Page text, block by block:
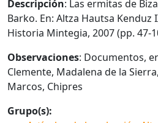
Descripción: Las ermitas de
Barko. En: Altza Hautsa Kenduz
Historia Mintegia, 2007 (pp. 47-
Observaciones: Documentos,
Clemente, Madalena de la
Marcos, Chipres
Grupo(s):